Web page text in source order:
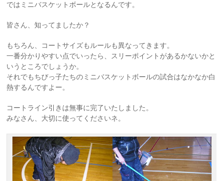
ではミニバスケットボールとなるんです。
皆さん、知ってましたか？
もちろん、コートサイズもルールも異なってきます。
一番分かりやすい点でいったら、スリーポイントがあるかないかと
いうところでしょうか。
それでもちびっ子たちのミニバスケットボールの試合はなかなか白
熱するんですよー。
コートライン引きは無事に完了いたしました。
みなさん、大切に使ってくださいネ。